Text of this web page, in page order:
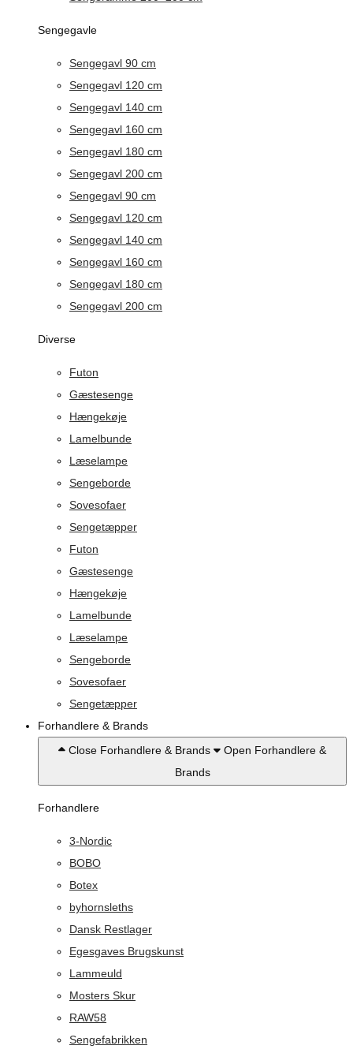
Sengegavle
Sengegavl 90 cm
Sengegavl 120 cm
Sengegavl 140 cm
Sengegavl 160 cm
Sengegavl 180 cm
Sengegavl 200 cm
Sengegavl 90 cm
Sengegavl 120 cm
Sengegavl 140 cm
Sengegavl 160 cm
Sengegavl 180 cm
Sengegavl 200 cm
Diverse
Futon
Gæstesenge
Hængekøje
Lamelbunde
Læselampe
Sengeborde
Sovesofaer
Sengetæpper
Futon
Gæstesenge
Hængekøje
Lamelbunde
Læselampe
Sengeborde
Sovesofaer
Sengetæpper
Forhandlere & Brands
Close Forhandlere & Brands
Open Forhandlere &
Brands
Forhandlere
3-Nordic
BOBO
Botex
byhornsleths
Dansk Restlager
Egesgaves Brugskunst
Lammeuld
Mosters Skur
RAW58
Sengefabrikken